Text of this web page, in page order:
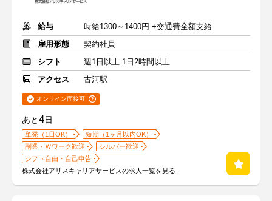
給与
時給1300～1400円 +交通費全額支給
雇用形態
契約社員
シフト
週1日以上 1日2時間以上
アクセス
古河駅
オンライン面接可
あと4日
単発（1日OK）
短期（1ヶ月以内OK）
副業・Ｗワーク歓迎
シルバー歓迎
シフト自由・自己申告
株式会社アリスキャリアサービスの求人一覧を見る